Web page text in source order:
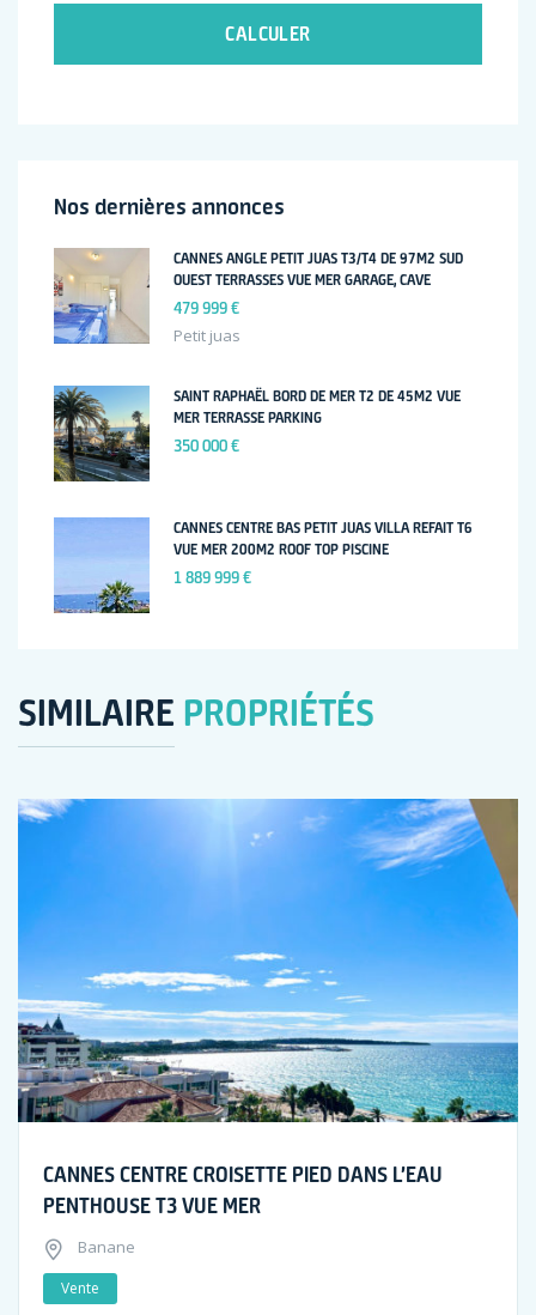
CALCULER
Nos dernières annonces
CANNES ANGLE PETIT JUAS T3/T4 DE 97M2 SUD
OUEST TERRASSES VUE MER GARAGE, CAVE
479 999 €
Petit juas
SAINT RAPHAËL BORD DE MER T2 DE 45M2 VUE
MER TERRASSE PARKING
350 000 €
CANNES CENTRE BAS PETIT JUAS VILLA REFAIT T6
VUE MER 200M2 ROOF TOP PISCINE
1 889 999 €
SIMILAIRE PROPRIÉTÉS
CANNES CENTRE CROISETTE PIED DANS L’EAU
PENTHOUSE T3 VUE MER
Banane
Vente